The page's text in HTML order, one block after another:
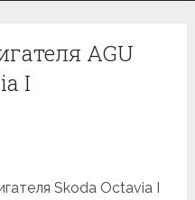
AGU
I
Skoda Octavia I